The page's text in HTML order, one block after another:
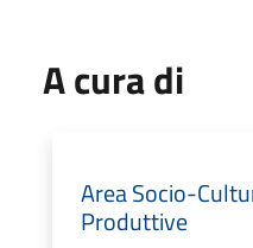
A cura di
Area Socio-
Produttive